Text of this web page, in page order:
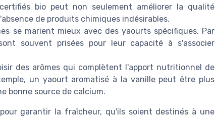
bio peut non seulement améliorer la qualité
de produits chimiques indésirables.
se marient mieux avec des yaourts spécifiques. Par
souvent prisées pour leur capacité à s'associer
des arômes qui complètent l'apport nutritionnel de
un yaourt aromatisé à la vanille peut être plus
bonne source de calcium.
garantir la fraîcheur, qu'ils soient destinés à une